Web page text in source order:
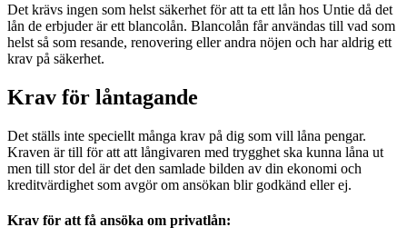
Det krävs ingen som helst säkerhet för att ta ett lån hos Untie då det
lån de erbjuder är ett blancolån. Blancolån får användas till vad som
helst så som resande, renovering eller andra nöjen och har aldrig ett
krav på säkerhet.
Krav för låntagande
Det ställs inte speciellt många krav på dig som vill låna pengar.
Kraven är till för att att långivaren med trygghet ska kunna låna ut
men till stor del är det den samlade bilden av din ekonomi och
kreditvärdighet som avgör om ansökan blir godkänd eller ej.
Krav för att få ansöka om privatlån: